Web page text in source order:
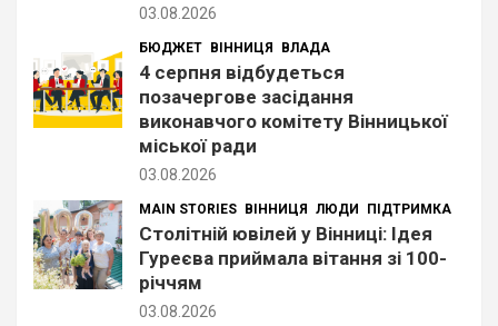
03.08.2026
БЮДЖЕТ ВІННИЦЯ ВЛАДА
4 серпня відбудеться
позачергове засідання
виконавчого комітету Вінницької
міської ради
03.08.2026
MAIN STORIES ВІННИЦЯ ЛЮДИ ПІДТРИМКА
Столітній ювілей у Вінниці: Ідея
Гуреєва приймала вітання зі 100-
річчям
03.08.2026